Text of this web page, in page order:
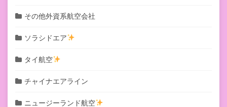
その他外資系航空会社
ソラシドエア
タイ航空
チャイナエアライン
ニュージーランド航空